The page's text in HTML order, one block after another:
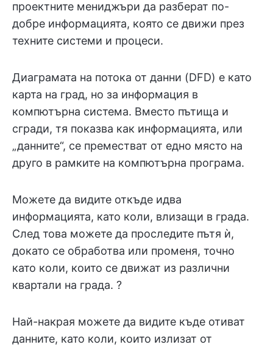
проектните мениджъри да разберат по-
добре информацията, която се движи през
техните системи и процеси.
Диаграмата на потока от данни (DFD) е като
карта на град, но за информация в
компютърна система. Вместо пътища и
сгради, тя показва как информацията, или
„данните“, се преместват от едно място на
друго в рамките на компютърна програма.
Можете да видите откъде идва
информацията, като коли, влизащи в града.
След това можете да проследите пътя ѝ,
докато се обработва или променя, точно
като коли, които се движат из различни
квартали на града. ?️
Най-накрая можете да видите къде отиват
данните, като коли, които излизат от